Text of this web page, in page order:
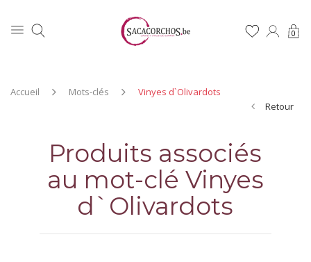
0
Accueil Mots-clés
Vinyes d`Olivardots
Retour
Produits associés
au mot-clé Vinyes
d`Olivardots